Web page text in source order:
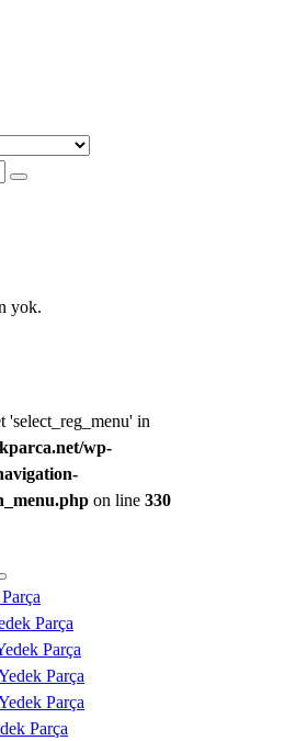
yok.
'select_reg_menu' in
wp-
on line 330
Parça
Parça
Parça
Parça
Parça